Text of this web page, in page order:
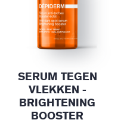
SERUM TEGEN
VLEKKEN -
BRIGHTENING
BOOSTER